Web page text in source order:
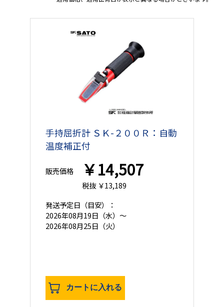
手持屈折計 ＳＫ-２００Ｒ：自動
温度補正付
販売価格 ￥14,507
税抜 ￥13,189
発送予定日 （目安）：
2026年08月19日（水）～
2026年08月25日（火）
カートに入れる